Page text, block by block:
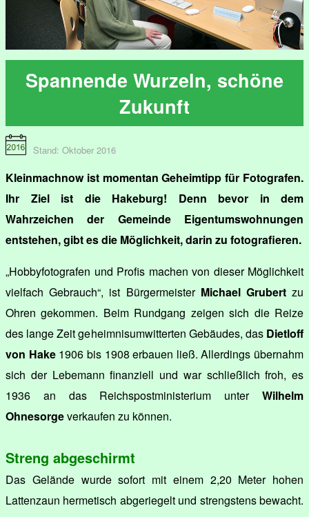
Spannende Wurzeln, schöne
Zukunft
Stand: Oktober 2016
Kleinmachnow ist momentan Geheimtipp für Fotografen.
Ihr Ziel ist die Hakeburg! Denn bevor in dem
Wahrzeichen der Gemeinde Eigentumswohnungen
entstehen, gibt es die Möglichkeit, darin zu fotografieren.
„Hobbyfotografen und Profis machen von dieser Möglichkeit
vielfach Gebrauch“, ist Bürgermeister Michael Grubertzu
Ohren gekommen. Beim Rundgang zeigen sich die Reize
des lange Zeit geheimnisumwitterten Gebäudes, das Dietloff
von Hake1906 bis 1908 erbauen ließ. Allerdings übernahm
sich der Lebemann finanziell und war schließlich froh, es
1936 an das Reichspostministerium unter Wilhelm
Ohnesorgeverkaufen zu können.
Streng abgeschirmt
Das Gelände wurde sofort mit einem 2,20 Meter hohen
Lattenzaun hermetisch abgeriegelt und strengstens bewacht.